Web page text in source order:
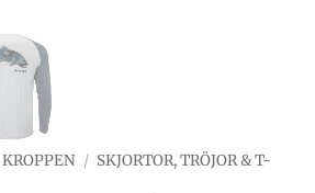
KROPPEN / SKJORTOR, TRÖJOR & T-